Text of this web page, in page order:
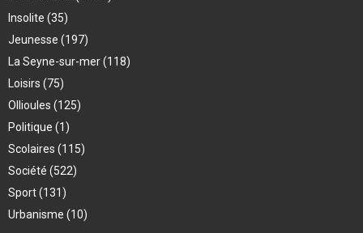
Insolite (35)
Jeunesse (197)
La Seyne-sur-mer(118)
Loisirs (75)
Ollioules (125)
Politique (1)
Scolaires (115)
Société (522)
Sport(131)
Urbanisme (10)